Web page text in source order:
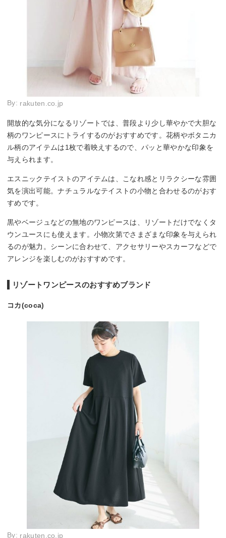
By: rakuten.co.jp
開放的な気分になるリゾートでは、普段より少し華やかで大胆な
柄のワンピースにトライするのがおすすめです。花柄やボタニカ
ル柄のアイテムは1枚で着映えするので、パッと華やかな印象を
与えられます。
エスニックテイストのアイテムは、こなれ感とリラクシーな雰囲
気を演出可能。ナチュラルなテイストの小物と合わせるのがおす
すめです。
黒やベージュなどの無地のワンピースは、リゾートだけでなくタ
ウンユースにも使えます。小物次第でさまざまな印象を与えられ
るのが魅力。シーンに合わせて、アクセサリーやスカーフなどで
アレンジを楽しむのがおすすめです。
リゾートワンピースのおすすめブランド
コカ(coca)
By: rakuten.co.jp